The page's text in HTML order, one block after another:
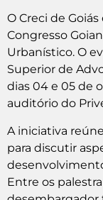
O Creci de
Congresso
Urbanístico. O
Superior de
dias 04 e 05 de
auditório do
A iniciativa
para discutir
Entre os